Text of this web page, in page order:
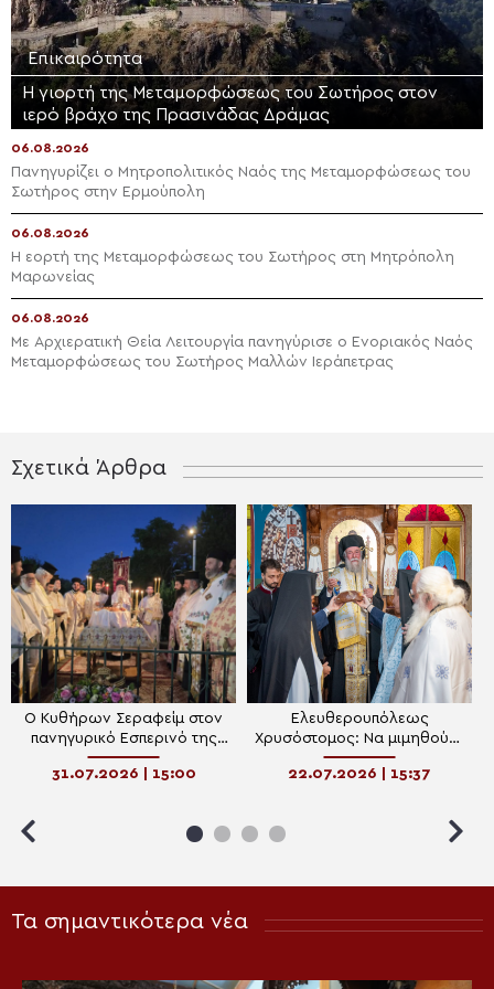
Επικαιρότητα
Η γιορτή της Μεταμορφώσεως του Σωτήρος στον
ιερό βράχο της Πρασινάδας Δράμας
06.08.2026
Πανηγυρίζει ο Μητροπολιτικός Ναός της Μεταμορφώσεως του
Σωτήρος στην Ερμούπολη
06.08.2026
Η εορτή της Μεταμορφώσεως του Σωτήρος στη Μητρόπολη
Μαρωνείας
06.08.2026
Με Αρχιερατική Θεία Λειτουργία πανηγύρισε ο Ενοριακός Ναός
Μεταμορφώσεως του Σωτήρος Μαλλών Ιεράπετρας
Σχετικά Άρθρα
Ο Κυθήρων Σεραφείμ στον
πανηγυρικό Εσπερινό της
Αγίας Παρασκευής
Καρδίτσης
31.07.2026 | 15:00
Ελευθερουπόλεως
Χρυσόστομος: Να μιμηθούμε
τον ακλόνητο ζήλο του
Προφήτη Ηλία
22.07.2026 | 15:37
Τα σημαντικότερα νέα